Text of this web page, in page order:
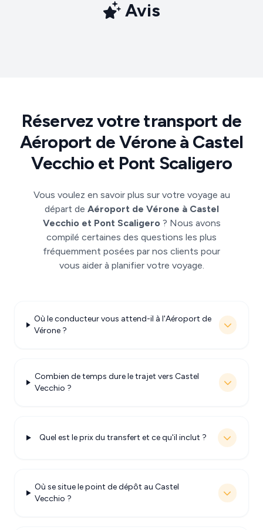
Avis
Réservez votre transport de
Aéroport de Vérone à Castel
Vecchio et Pont Scaligero
Vous voulez en savoir plus sur votre voyage au
départ de Aéroport de Vérone à Castel
Vecchio et Pont Scaligero ? Nous avons
compilé certaines des questions les plus
fréquemment posées par nos clients pour
vous aider à planifier votre voyage.
Où le conducteur vous attend-il à l'Aéroport de
Vérone ?
Combien de temps dure le trajet vers Castel
Vecchio ?
Quel est le prix du transfert et ce qu'il inclut ?
Où se situe le point de dépôt au Castel
Vecchio ?